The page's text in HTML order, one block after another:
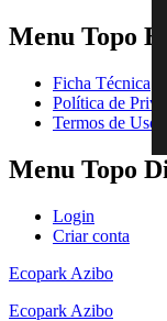
Menu Topo
Ficha Técnica
Política de
Termos de Uso
Menu Topo
Login
Criar conta
Ecopark Azibo
Ecopark Azibo